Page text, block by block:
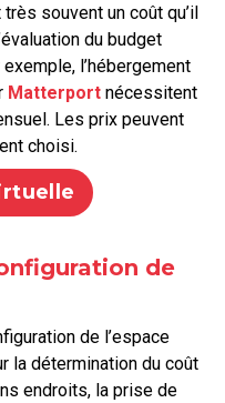
souvent un coût qu’il
du budget
l’hébergement
Matterportnécessitent
Les prix peuvent
choisi.
de
de l’espace
la détermination du coût
endroits, la prise de